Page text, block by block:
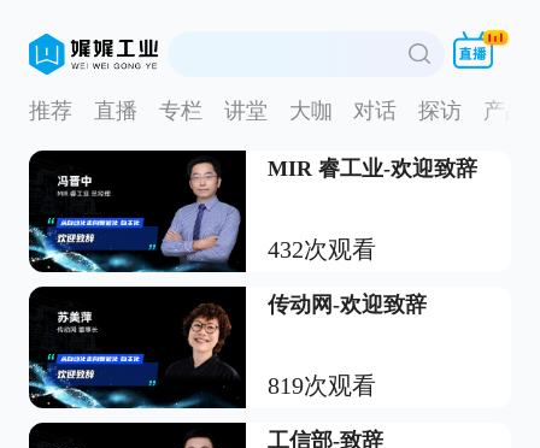
推荐 直播 专栏 讲堂 大咖 对话 探访 产品
MIR 睿工业-欢迎致辞
432次观看
传动网-欢迎致辞
819次观看
工信部-致辞